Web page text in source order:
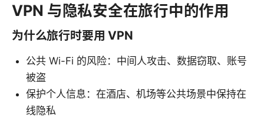
VPN 与隐私安全在旅行中的作用
为什么旅行时要用 VPN
公共 Wi-Fi 的风险：中间人攻击、数据窃取、账号
被盗
保护个人信息：在酒店、机场等公共场景中保持在
线隐私